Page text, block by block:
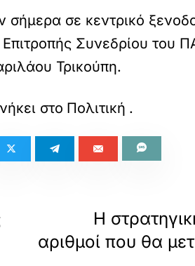
σε κεντρικό
Συνεδρίου του
Τρικούπη.
story/1715542/simera-i-
στο Πολιτική .
Η
αριθμοί που θα